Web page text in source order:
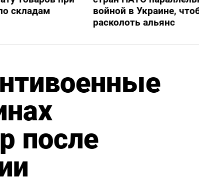
складам
войной в Украине,
расколоть альянс
после